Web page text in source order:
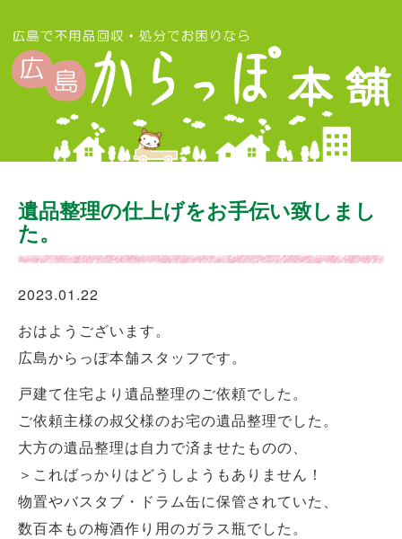
遺品整理の仕上げをお手伝い致しまし
た。
2023.01.22
おはようございます。
広島からっぽ本舗スタッフです。
戸建て住宅より遺品整理のご依頼でした。
ご依頼主様の叔父様のお宅の遺品整理でした。
大方の遺品整理は自力で済ませたものの、
＞こればっかりはどうしようもありません！
物置やバスタブ・ドラム缶に保管されていた、
数百本もの梅酒作り用のガラス瓶でした。